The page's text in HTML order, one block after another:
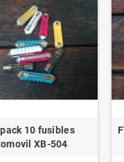
pack 10 fusibles
XB-504